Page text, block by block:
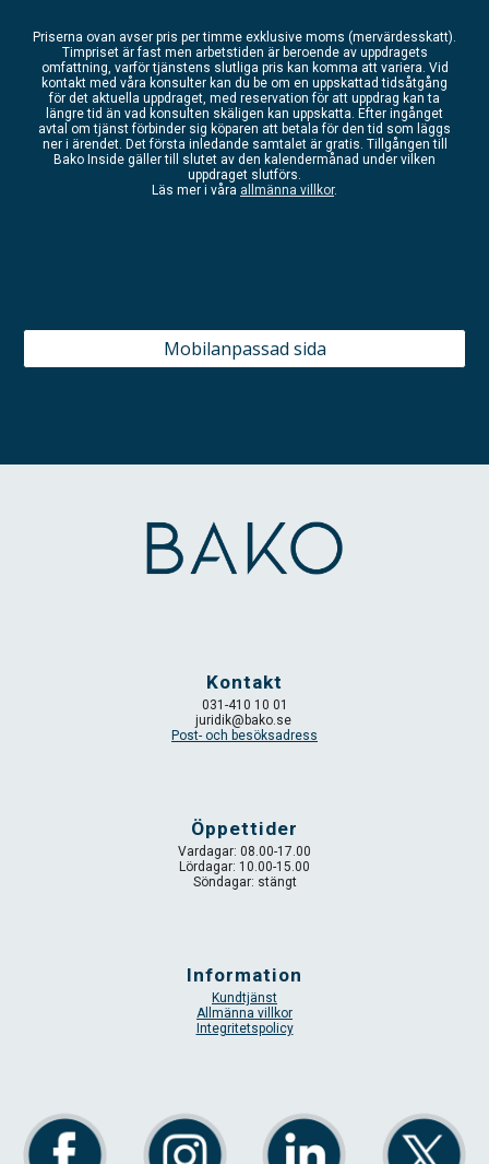
Priserna ovan avser pris per timme exklusive moms (mervärdesskatt).
Timpriset är fast men arbetstiden är beroende av uppdragets
omfattning, varför tjänstens slutliga pris kan komma att variera. Vid
kontakt med våra konsulter kan du be om en uppskattad tidsåtgång
för det aktuella uppdraget, med reservation för att uppdrag kan ta
längre tid än vad konsulten skäligen kan uppskatta. Efter ingånget
avtal om tjänst förbinder sig köparen att betala för den tid som läggs
ner i ärendet. Det första inledande samtalet är gratis. Tillgången till
Bako Inside gäller till slutet av den kalendermånad under vilken
uppdraget slutförs.
Läs mer i våra allmänna villkor.
Mobilanpassad sida
Kontakt
031-410 10 01
juridik@bako.se
Post- och besöksadress
Öppettider
Vardagar: 08.00-17.00
Lördagar: 10.00-15.00
Söndagar: stängt
Information
Kundtjänst
Allmänna villkor
Integritetspolicy